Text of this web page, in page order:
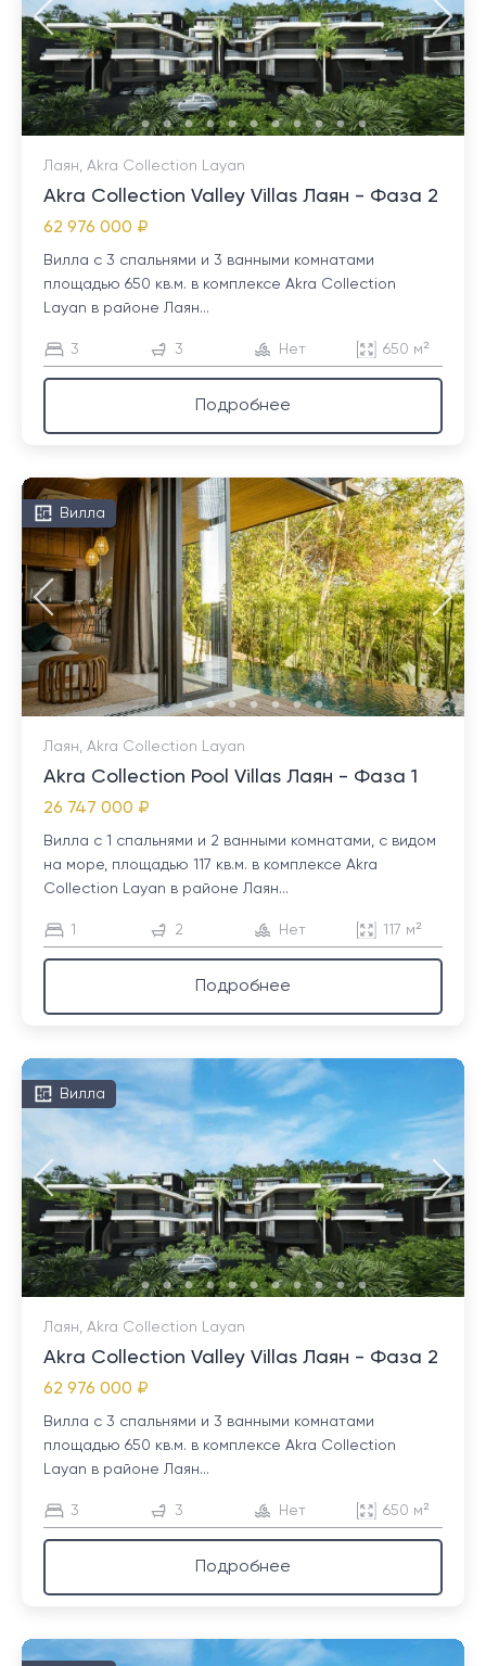
Лаян, Akra Collection Layan
Akra Collection Valley Villas Лаян - Фаза 2
62 976 000 ₽
Вилла с 3 спальнями и 3 ванными комнатами
площадью 650 кв.м. в комплексе Akra Collection
Layan в районе Лаян...
3 3 Нет 650 м²
Подробнее
Вилла
Лаян, Akra Collection Layan
Akra Collection Pool Villas Лаян - Фаза 1
26 747 000 ₽
Вилла с 1 спальнями и 2 ванными комнатами, с видом
на море, площадью 117 кв.м. в комплексе Akra
Collection Layan в районе Лаян...
1 2 Нет 117 м²
Подробнее
Вилла
Лаян, Akra Collection Layan
Akra Collection Valley Villas Лаян - Фаза 2
62 976 000 ₽
Вилла с 3 спальнями и 3 ванными комнатами
площадью 650 кв.м. в комплексе Akra Collection
Layan в районе Лаян...
3 3 Нет 650 м²
Подробнее